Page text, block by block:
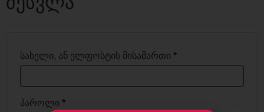
სახელი, ან ელფოსტის მისამართი *
პაროლი *